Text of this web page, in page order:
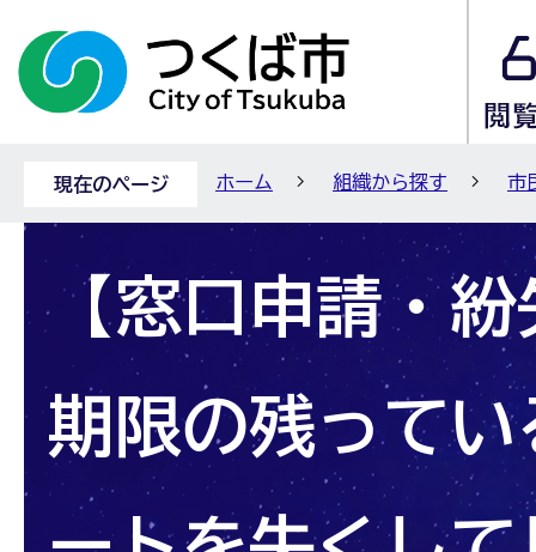
現在のページ ホーム 組織から探す 市
【窓口申請・紛
期限の残って